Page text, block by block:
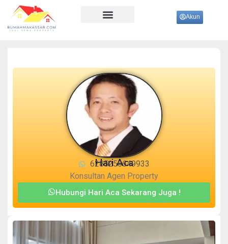
Akun
Hari Aca
6285256649933
Konsultan Agen Property
Hubungi Hari Aca Sekarang Juga !